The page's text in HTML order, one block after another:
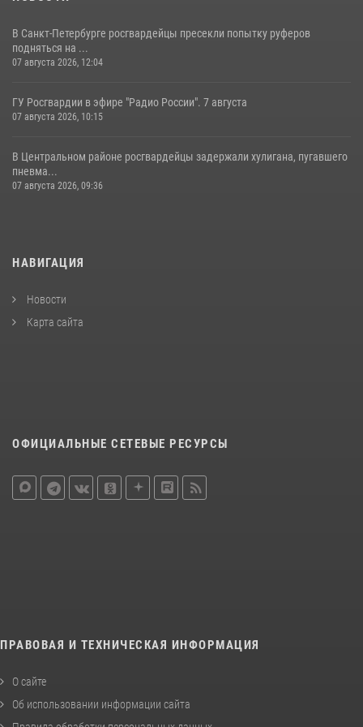
В Санкт-Петербурге росгвардейцы пресекли попытку руферов
подняться на ...
07 августа 2026, 12:04
ГУ Росгвардии в эфире "Радио России". 7 августа
07 августа 2026, 10:15
В Центральном районе росгвардейцы задержали хулигана, пугавшего
пневма...
07 августа 2026, 09:36
НАВИГАЦИЯ
Новости
Карта сайта
ОФИЦИАЛЬНЫЕ СЕТЕВЫЕ РЕСУРСЫ
ПРАВОВАЯ И ТЕХНИЧЕСКАЯ ИНФОРМАЦИЯ
О сайте
Об использовании информации сайта